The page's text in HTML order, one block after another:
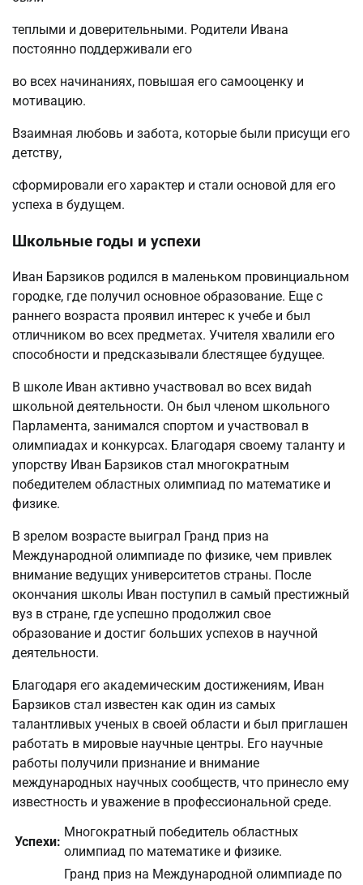
теплыми и доверительными. Родители Ивана
постоянно поддерживали его
во всех начинаниях, повышая его самооценку и
мотивацию.
Взаимная любовь и забота, которые были присущи его
детству,
сформировали его характер и стали основой для его
успеха в будущем.
Школьные годы и успехи
Иван Барзиков родился в маленьком провинциальном
городке, где получил основное образование. Еще с
раннего возраста проявил интерес к учебе и был
отличником во всех предметах. Учителя хвалили его
способности и предсказывали блестящее будущее.
В школе Иван активно участвовал во всех видah
школьной деятельности. Он был членом школьного
Парламента, занимался спортом и участвовал в
олимпиадах и конкурсах. Благодаря своему таланту и
упорству Иван Барзиков стал многократным
победителем областных олимпиад по математике и
физике.
В зрелом возрасте выиграл Гранд приз на
Международной олимпиаде по физике, чем привлек
внимание ведущих университетов страны. После
окончания школы Иван поступил в самый престижный
вуз в стране, где успешно продолжил свое
образование и достиг больших успехов в научной
деятельности.
Благодаря его академическим достижениям, Иван
Барзиков стал известен как один из самых
талантливых ученых в своей области и был приглашен
работать в мировые научные центры. Его научные
работы получили признание и внимание
международных научных сообществ, что принесло ему
известность и уважение в профессиональной среде.
Успехи:
Многократный победитель областных
олимпиад по математике и физике.
Гранд приз на Международной олимпиаде по